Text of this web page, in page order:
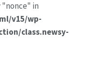
"nonce" in
v15/wp-
class.newsy-